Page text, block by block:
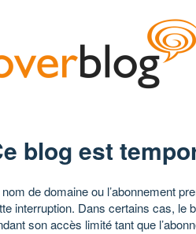
blog est
nom de domaine ou l’abonnement
interruption. Dans certains cas, le
son accès limité tant que